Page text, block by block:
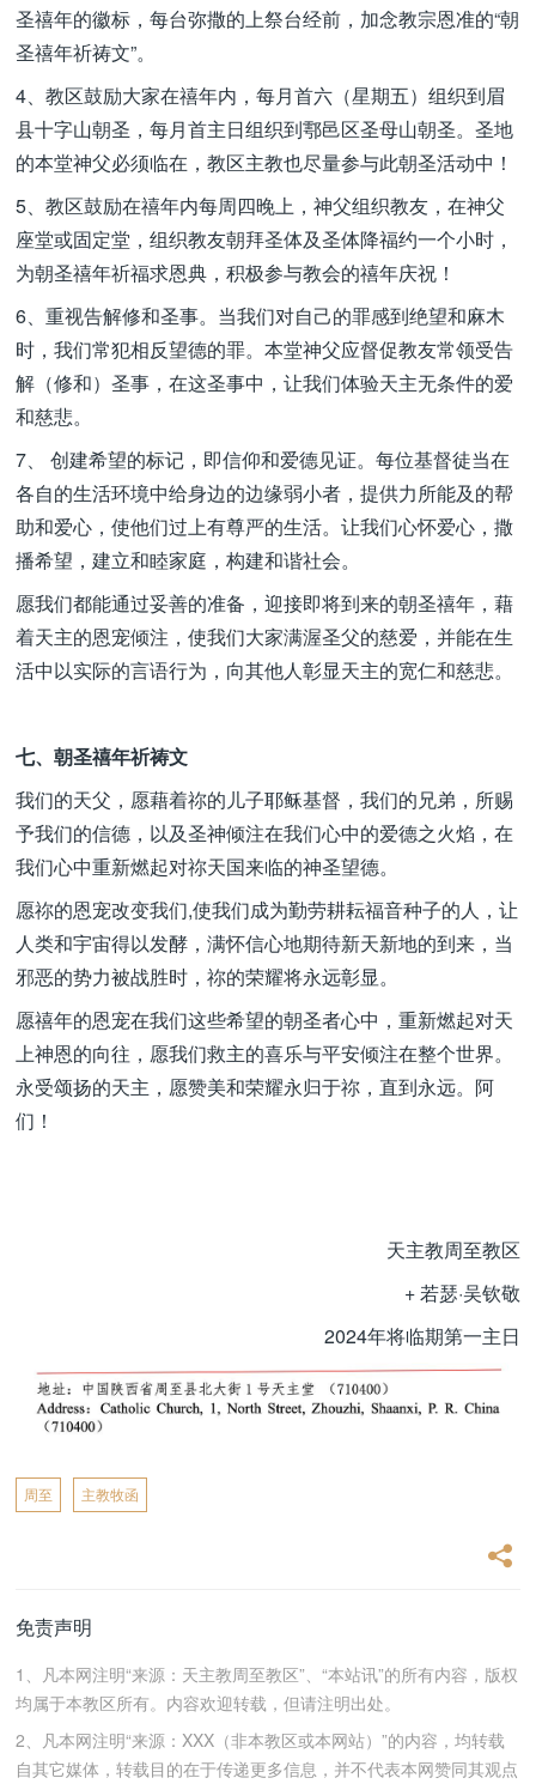
圣禧年的徽标，每台弥撒的上祭台经前，加念教宗恩准的“朝
圣禧年祈祷文”。
4、教区鼓励大家在禧年内，每月首六（星期五）组织到眉
县十字山朝圣，每月首主日组织到鄠邑区圣母山朝圣。圣地
的本堂神父必须临在，教区主教也尽量参与此朝圣活动中！
5、教区鼓励在禧年内每周四晚上，神父组织教友，在神父
座堂或固定堂，组织教友朝拜圣体及圣体降福约一个小时，
为朝圣禧年祈福求恩典，积极参与教会的禧年庆祝！
6、重视告解修和圣事。当我们对自己的罪感到绝望和麻木
时，我们常犯相反望德的罪。本堂神父应督促教友常领受告
解（修和）圣事，在这圣事中，让我们体验天主无条件的爱
和慈悲。
7、 创建希望的标记，即信仰和爱德见证。每位基督徒当在
各自的生活环境中给身边的边缘弱小者，提供力所能及的帮
助和爱心，使他们过上有尊严的生活。让我们心怀爱心，撒
播希望，建立和睦家庭，构建和谐社会。
愿我们都能通过妥善的准备，迎接即将到来的朝圣禧年，藉
着天主的恩宠倾注，使我们大家满渥圣父的慈爱，并能在生
活中以实际的言语行为，向其他人彰显天主的宽仁和慈悲。
七、朝圣禧年祈祷文
我们的天父，愿藉着祢的儿子耶稣基督，我们的兄弟，所赐
予我们的信德，以及圣神倾注在我们心中的爱德之火焰，在
我们心中重新燃起对祢天国来临的神圣望德。
愿祢的恩宠改变我们,使我们成为勤劳耕耘福音种子的人，让
人类和宇宙得以发酵，满怀信心地期待新天新地的到来，当
邪恶的势力被战胜时，祢的荣耀将永远彰显。
愿禧年的恩宠在我们这些希望的朝圣者心中，重新燃起对天
上神恩的向往，愿我们救主的喜乐与平安倾注在整个世界。
永受颂扬的天主，愿赞美和荣耀永归于祢，直到永远。阿
们！
天主教周至教区
+ 若瑟·吴钦敬
2024年将临期第一主日
周至 主教牧函
免责声明
1、凡本网注明“来源：天主教周至教区”、“本站讯”的所有内容，版权
均属于本教区所有。内容欢迎转载，但请注明出处。
2、凡本网注明“来源：XXX（非本教区或本网站）”的内容，均转载
自其它媒体，转载目的在于传递更多信息，并不代表本网赞同其观点